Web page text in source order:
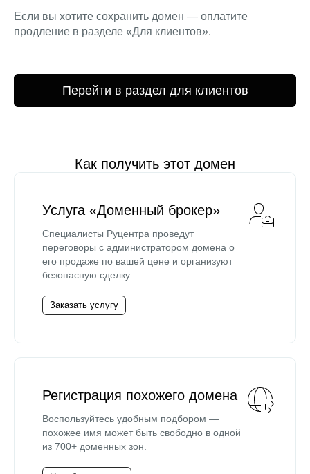
Если вы хотите сохранить домен — оплатите
продление в разделе «Для клиентов».
Перейти в раздел для клиентов
Как получить этот домен
Услуга «Доменный брокер»
Специалисты Руцентра проведут
переговоры с администратором домена о
его продаже по вашей цене и организуют
безопасную сделку.
Заказать услугу
Регистрация похожего домена
Воспользуйтесь удобным подбором —
похожее имя может быть свободно в одной
из 700+ доменных зон.